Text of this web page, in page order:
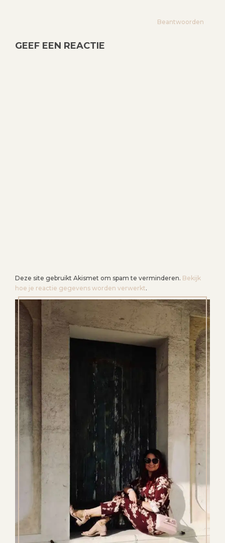
Beantwoorden
GEEF EEN REACTIE
Deze site gebruikt Akismet om spam te verminderen. Bekijk
hoe je reactie gegevens worden verwerkt.